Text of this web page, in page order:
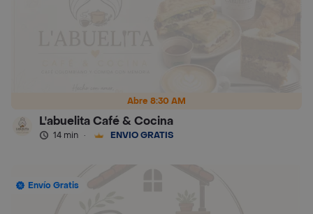
Abre 8:30 AM
L'abuelita Café & Cocina
14 min · ENVÍO GRATIS
Envío Gratis